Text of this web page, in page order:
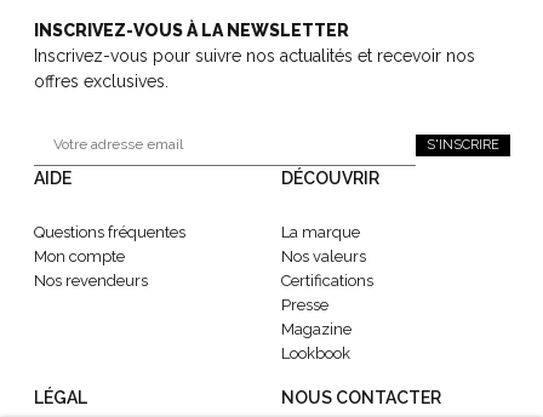
INSCRIVEZ-VOUS À LA NEWSLETTER
Inscrivez-vous pour suivre nos actualités et recevoir nos
offres exclusives.
S'INSCRIRE
AIDE
Questions fréquentes
Mon compte
Nos revendeurs
DÉCOUVRIR
La marque
Nos valeurs
Certifications
Presse
Magazine
Lookbook
LÉGAL NOUS CONTACTER